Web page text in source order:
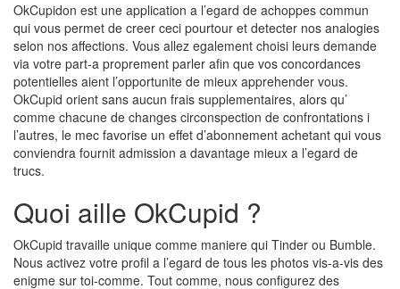
OkCupidon est une application a l’egard de achoppes commun
qui vous permet de creer ceci pourtour et detecter nos analogies
selon nos affections. Vous allez egalement choisi leurs demande
via votre part-a proprement parler afin que vos concordances
potentielles aient l’opportunite de mieux apprehender vous.
OkCupid orient sans aucun frais supplementaires, alors qu’
comme chacune de changes circonspection de confrontations i
l’autres, le mec favorise un effet d’abonnement achetant qui vous
conviendra fournit admission a davantage mieux a l’egard de
trucs.
Quoi aille OkCupid ?
OkCupid travaille unique comme maniere qui Tinder ou Bumble.
Nous activez votre profil a l’egard de tous les photos vis-a-vis des
enigme sur toi-comme. Tout comme, nous configurez des